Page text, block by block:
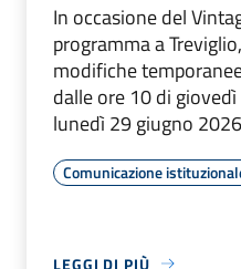
In occasione del
programma a
modifiche
dalle ore 10 di
lunedì 29 giugno
Comunicazione
LEGGI DI PIÙ